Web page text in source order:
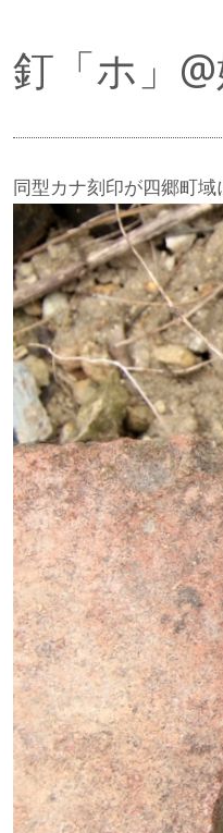
釘「ホ」
同型カナ刻印が四郷町域